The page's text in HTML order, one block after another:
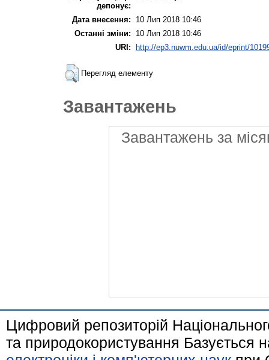
депонує:
Дата внесення:
10 Лип 2018 10:46
Останні зміни:
10 Лип 2018 10:46
URI:
http://ep3.nuwm.edu.ua/id/eprint/
Перегляд елементу
Завантажень
Завантажень за
Цифровий репозиторій
та природокористування Базується